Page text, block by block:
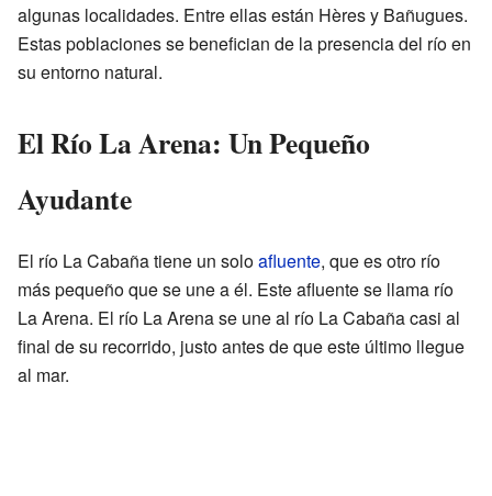
algunas localidades. Entre ellas están Hères y Bañugues.
Estas poblaciones se benefician de la presencia del río en
su entorno natural.
El Río La Arena: Un Pequeño
Ayudante
El río La Cabaña tiene un soloafluente, que es otro río
más pequeño que se une a él. Este afluente se llama río
La Arena. El río La Arena se une al río La Cabaña casi al
final de su recorrido, justo antes de que este último llegue
al mar.